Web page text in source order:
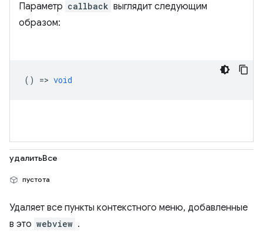
Параметр callback выглядит следующим
образом:
() => void
удалитьВсе
пустота
Удаляет все пункты контекстного меню, добавленные
в это webview .